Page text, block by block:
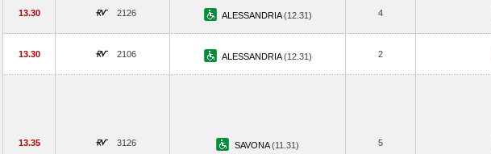
13.30 2126 ALESSANDRIA(12.31) 4
13.30 2106 ALESSANDRIA(12.31) 2
13.35 3126 SAVONA(11.31) 5